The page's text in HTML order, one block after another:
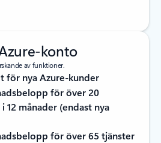
konto
av funktioner.
för nya Azure-kunder
för över 20
12 månader (endast nya
för över 65 tjänster